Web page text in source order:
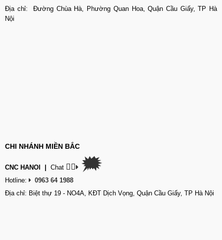
Địa chỉ: Đường Chùa Hà, Phường Quan Hoa, Quận Cầu Giấy, TP Hà
Nội
CHI NHÁNH MIỀN BẮC
CNC HANOI Chat 👉🏽 🗯
Hotline:
0963 64 1988
Địa chỉ: Biệt thự 19 - NO4A, KĐT Dịch Vọng, Quận Cầu Giấy, TP Hà Nội